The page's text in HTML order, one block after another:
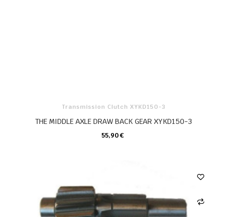
Transmission Clutch XYKD150-3
THE MIDDLE AXLE DRAW BACK GEAR XYKD150-3
55,90 €
KARTE